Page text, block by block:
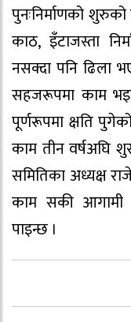
पुनःनिर्माणको
काठ, इँटाजस्ता
नसक्दा पनि ढिला
सहजरूपमा काम
पूर्णरूपमा क्षति
काम तीन वर्षअघि
समितिका अध्यक्ष
काम सकी आगामी
पाइन्छ ।